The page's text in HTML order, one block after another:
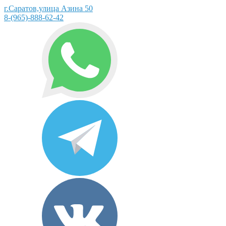
г.Саратов,улица Азина 50
8-(965)-888-62-42